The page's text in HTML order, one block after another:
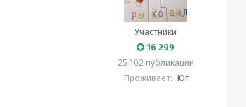
Участники
16 299
25 102 публикации
Проживает: Юг